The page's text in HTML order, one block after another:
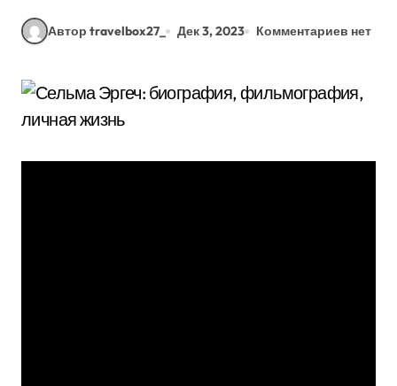
Автор travelbox27_ Дек 3, 2023 Комментариев нет